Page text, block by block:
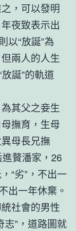
，可以發明
夜致表示出
以“放誕”為
兩人的人生
誕”的軌道
其父之妾生
撫育，生母
母長兄撫
贅潘家，26
“劣”，不出一
出一年休棄。
社會的男性
志”，道路圖就